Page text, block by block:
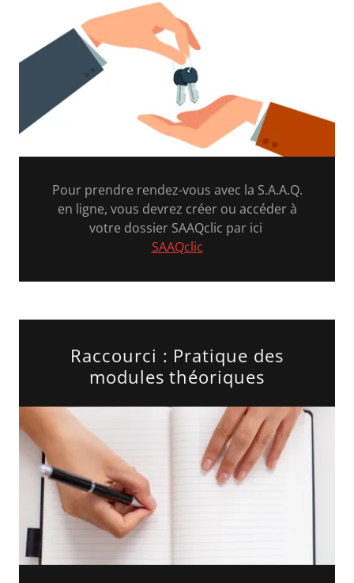
Pour prendre rendez-vous avec la S.A.A.Q.
en ligne, vous devrez créer ou accéder à
votre dossier SAAQclic par ici
SAAQclic
Raccourci : Pratique des
modules théoriques